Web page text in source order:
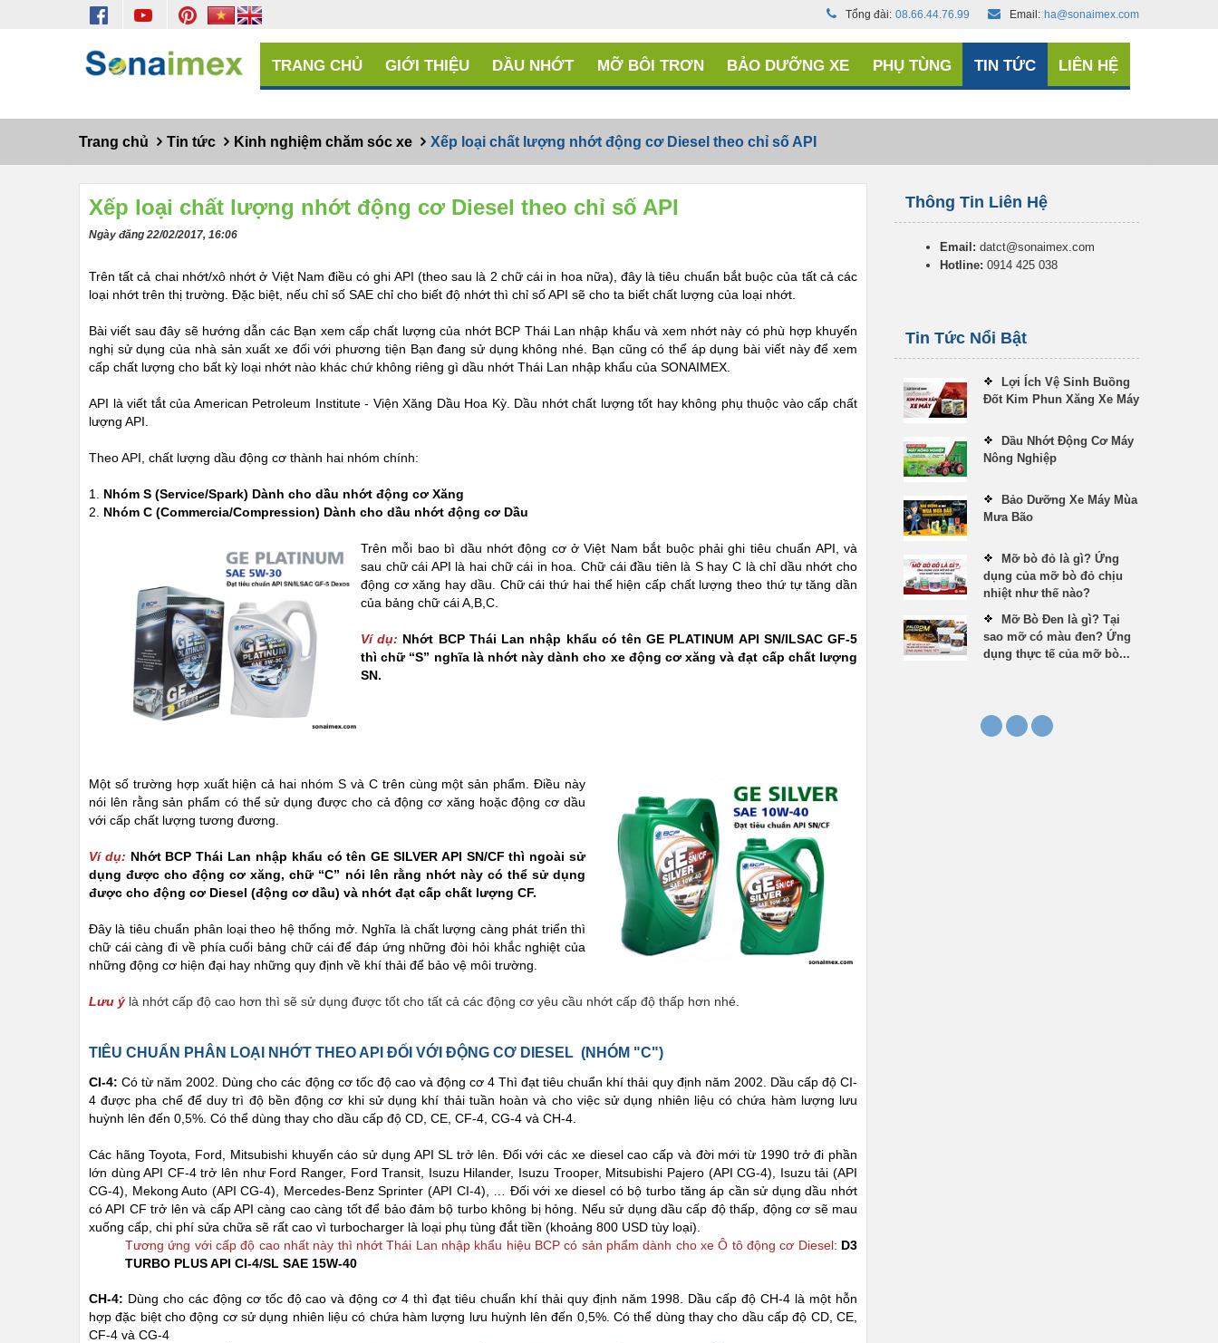
Email: ha@sonaimex.com
Tổng đài: 08.66.44.76.99
TRANG CHỦ GIỚI THIỆU DẦU NHỚT MỠ BÔI TRƠN BẢO DƯỠNG XE PHỤ TÙNG TIN TỨC LIÊN HỆ
Trang chủ Tin tức Kinh nghiệm chăm sóc xe Xếp loại chất lượng nhớt động cơ Diesel theo chỉ số API
Xếp loại chất lượng nhớt động cơ Diesel theo chỉ số API
Ngày đăng 22/02/2017, 16:06
Trên tất cả chai nhớt/xô nhớt ở Việt Nam điều có ghi API (theo sau là 2 chữ cái in hoa nữa), đây là tiêu chuẩn bắt buộc của tất cả các
loại nhớt trên thị trường. Đặc biệt, nếu chỉ số SAE chỉ cho biết độ nhớt thì chỉ số API sẽ cho ta biết chất lượng của loại nhớt.
Bài viết sau đây sẽ hướng dẫn các Bạn xem cấp chất lượng của nhớt BCP Thái Lan nhập khẩu và xem nhớt này có phù hợp khuyến
nghị sử dụng của nhà sản xuất xe đối với phương tiện Bạn đang sử dụng không nhé. Bạn cũng có thể áp dụng bài viết này để xem
cấp chất lượng cho bất kỳ loại nhớt nào khác chứ không riêng gì dầu nhớt Thái Lan nhập khẩu của SONAIMEX.
API là viết tắt của American Petroleum Institute - Viện Xăng Dầu Hoa Kỳ. Dầu nhớt chất lượng tốt hay không phụ thuộc vào cấp chất
lượng API.
Theo API, chất lượng dầu động cơ thành hai nhóm chính:
1. Nhóm S (Service/Spark) Dành cho dầu nhớt động cơ Xăng
2. Nhóm C (Commercia/Compression) Dành cho dầu nhớt động cơ Dầu
Trên mỗi bao bì dầu nhớt động cơ ở Việt Nam bắt buộc phải ghi tiêu chuẩn API, và
sau chữ cái API là hai chữ cái in hoa. Chữ cái đầu tiên là S hay C là chỉ dầu nhớt cho
động cơ xăng hay dầu. Chữ cái thứ hai thể hiện cấp chất lượng theo thứ tự tăng dần
của bảng chữ cái A,B,C.
Ví dụ: Nhớt BCP Thái Lan nhập khẩu có tên GE PLATINUM API SN/ILSAC GF-5
thì chữ “S” nghĩa là nhớt này dành cho xe động cơ xăng và đạt cấp chất lượng
SN.
Một số trường hợp xuất hiện cả hai nhóm S và C trên cùng một sản phẩm. Điều này
nói lên rằng sản phẩm có thể sử dụng được cho cả động cơ xăng hoặc động cơ dầu
với cấp chất lượng tương đương.
Ví dụ: Nhớt BCP Thái Lan nhập khẩu có tên GE SILVER API SN/CF thì ngoài sử
dụng được cho động cơ xăng, chữ “C” nói lên rằng nhớt này có thể sử dụng
được cho động cơ Diesel (động cơ dầu) và nhớt đạt cấp chất lượng CF.
Đây là tiêu chuẩn phân loại theo hệ thống mở. Nghĩa là chất lượng càng phát triển thì
chữ cái càng đi về phía cuối bảng chữ cái để đáp ứng những đòi hỏi khắc nghiệt của
những động cơ hiện đại hay những quy định về khí thải để bảo vệ môi trường.
Lưu ý là nhớt cấp độ cao hơn thì sẽ sử dụng được tốt cho tất cả các động cơ yêu cầu nhớt cấp độ thấp hơn nhé.
TIÊU CHUẨN PHÂN LOẠI NHỚT THEO API ĐỐI VỚI ĐỘNG CƠ DIESEL (NHÓM "C")
CI-4: Có từ năm 2002. Dùng cho các động cơ tốc độ cao và động cơ 4 Thì đạt tiêu chuẩn khí thải quy định năm 2002. Dầu cấp độ CI-
4 được pha chế để duy trì độ bền động cơ khi sử dụng khí thải tuần hoàn và cho việc sử dụng nhiên liệu có chứa hàm lượng lưu
huỳnh lên đến 0,5%. Có thể dùng thay cho dầu cấp độ CD, CE, CF-4, CG-4 và CH-4.
Các hãng Toyota, Ford, Mitsubishi khuyến cáo sử dụng API SL trở lên. Đối với các xe diesel cao cấp và đời mới từ 1990 trở đi phần
lớn dùng API CF-4 trở lên như Ford Ranger, Ford Transit, Isuzu Hilander, Isuzu Trooper, Mitsubishi Pajero (API CG-4), Isuzu tải (API
CG-4), Mekong Auto (API CG-4), Mercedes-Benz Sprinter (API CI-4), … Đối với xe diesel có bộ turbo tăng áp cần sử dụng dầu nhớt
có API CF trở lên và cấp API càng cao càng tốt để bảo đảm bộ turbo không bị hỏng. Nếu sử dụng dầu cấp độ thấp, động cơ sẽ mau
xuống cấp, chi phí sửa chữa sẽ rất cao vì turbocharger là loại phụ tùng đắt tiền (khoảng 800 USD tùy loại).
Tương ứng với cấp độ cao nhất này thì nhớt Thái Lan nhập khẩu hiệu BCP có sản phẩm dành cho xe Ô tô động cơ Diesel: D3
TURBO PLUS API CI-4/SL SAE 15W-40
CH-4: Dùng cho các động cơ tốc độ cao và động cơ 4 thì đạt tiêu chuẩn khí thải quy định năm 1998. Dầu cấp độ CH-4 là một hỗn
hợp đặc biệt cho động cơ sử dụng nhiên liệu có chứa hàm lượng lưu huỳnh lên đến 0,5%. Có thể dùng thay cho dầu cấp độ CD, CE,
CF-4 và CG-4
Thông Tin Liên Hệ
Email: datct@sonaimex.com
Hotline: 0914 425 038
Tin Tức Nổi Bật
Lợi Ích Vệ Sinh Buồng
Đốt Kim Phun Xăng Xe Máy
Dầu Nhớt Động Cơ Máy
Nông Nghiệp
Bảo Dưỡng Xe Máy Mùa
Mưa Bão
Mỡ bò đỏ là gì? Ứng
dụng của mỡ bò đỏ chịu
nhiệt như thế nào?
Mỡ Bò Đen là gì? Tại
sao mỡ có màu đen? Ứng
dụng thực tế của mỡ bò...